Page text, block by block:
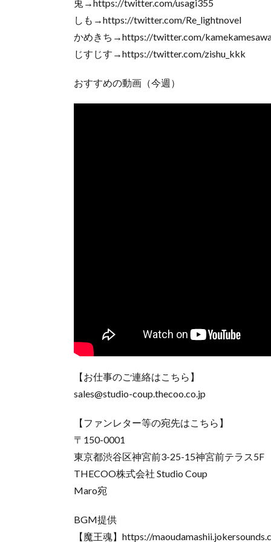
兎→https://twitter.com/usagi355
しも→https://twitter.com/Re_lightnovel
かめきち→https://twitter.com/
じすじす→https://twitter.com/zishu_kkk
おすすめの動画（今週）
【お仕事のご連絡はこちら】
sales@studio-coup.thecoo.co.jp
【ファンレター等の宛先はこちら】
〒150-0001
東京都渋谷区神宮前3-25-15神宮前テラス5F
THECOO株式会社 Studio Coup
Maro宛
BGM提供
【魔王魂】https://